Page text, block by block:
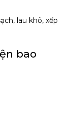
lau khô, xếp
bao